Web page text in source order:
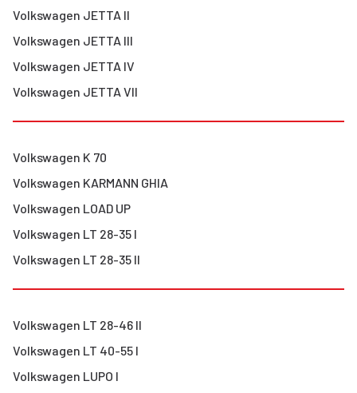
Volkswagen JETTA II
Volkswagen JETTA III
Volkswagen JETTA IV
Volkswagen JETTA VII
Volkswagen K 70
Volkswagen KARMANN GHIA
Volkswagen LOAD UP
Volkswagen LT 28-35 I
Volkswagen LT 28-35 II
Volkswagen LT 28-46 II
Volkswagen LT 40-55 I
Volkswagen LUPO I